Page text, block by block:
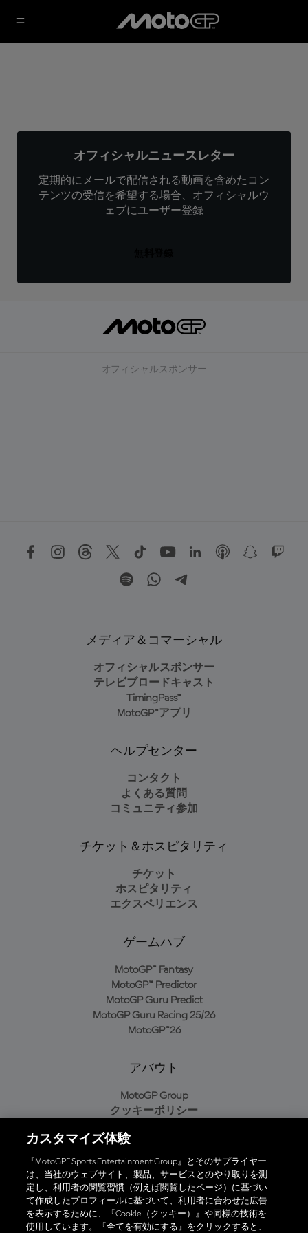
オフィシャルニュースレター
定期的にメールで配信される動画を含めたコン
テンツの受信を希望する場合、オフィシャルウ
ェブにユーザー登録
オフィシャルスポンサー
メディア＆コマーシャル
オフィシャルスポンサー
テレビブロードキャスト
TimingPass™
MotoGP™アプリ
ヘルプセンター
コンタクト
よくある質問
コミュニティ参加
チケット＆ホスピタリティ
チケット
ホスピタリティ
エクスペリエンス
ゲームハブ
MotoGP™ Fantasy
MotoGP™ Predictor
MotoGP Guru Predict
MotoGP Guru Racing 25/26
MotoGP™26
アバウト
MotoGP Group
クッキーポリシー
プライバシーポリシー
購入ポリシー
オフィシャルアプリ
カスタマイズ体験
『MotoGP™ Sports Entertainment Group』とそのサプライヤー
は、当社のウェブサイト、製品、サービスとのやり取りを測
定し、利用者の閲覧習慣（例えば閲覧したページ）に基づい
て作成したプロフィールに基づいて、利用者に合わせた広告
を表示するために、『Cookie（クッキー）』や同様の技術を
使用しています。『全てを有効にする』をクリックすると、